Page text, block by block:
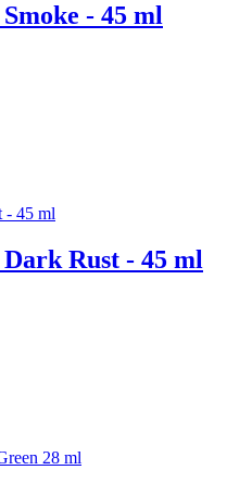
- 45 ml
Rust - 45 ml